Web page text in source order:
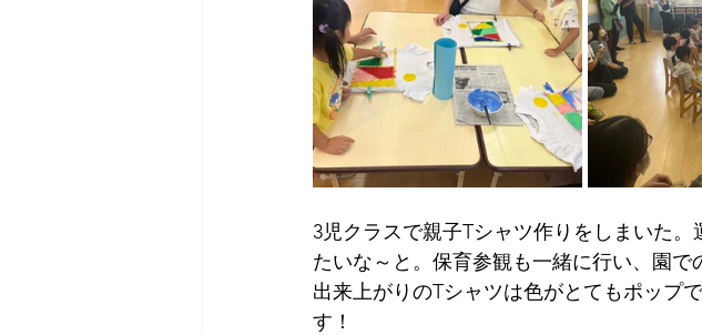
3児クラスで親子Tシャツ作りをしまいた
たいな～と。保育参観も一緒に行い、園で
出来上がりのTシャツは色がとてもポップ
す！